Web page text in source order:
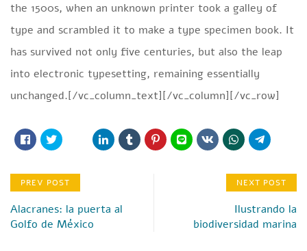
the 1500s, when an unknown printer took a galley of
type and scrambled it to make a type specimen book. It
has survived not only five centuries, but also the leap
into electronic typesetting, remaining essentially
unchanged.[/vc_column_text][/vc_column][/vc_row]
PREV POST
Alacranes: la puerta al
Golfo de México
NEXT POST
Ilustrando la
biodiversidad marina